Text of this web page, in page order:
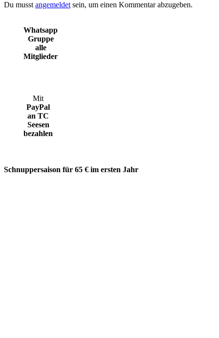
Du musst angemeldet sein, um einen Kommentar abzugeben.
Whatsapp
Gruppe
alle
Mitglieder
Mit
PayPal
an TC
Seesen
bezahlen
Schnuppersaison für 65 € im ersten Jahr